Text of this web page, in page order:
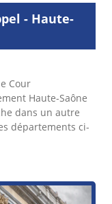
- Haute-
Cour
Haute-Saône
dans un autre
départements ci-